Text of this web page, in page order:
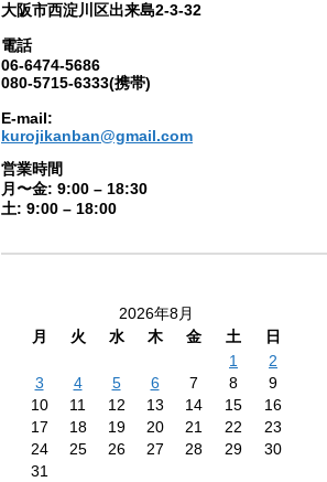
大阪市西淀川区出来島2-3-32
電話
06-6474-5686
080-5715-6333(携帯)
E-mail:
kurojikanban@gmail.com
営業時間
月〜金: 9:00 – 18:30
土: 9:00 – 18:00
2026年8月
月
火 水 木 金 土
日
1
2
3
4 5 6 7 8
9
10
11 12 13 14 15
16
17
18 19 20 21 22
23
24
25 26 27 28 29
30
31